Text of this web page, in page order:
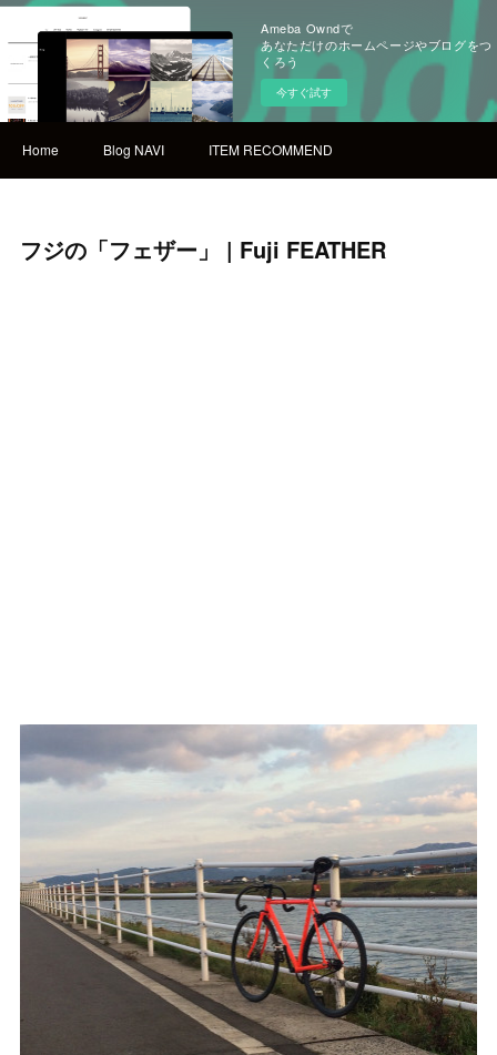
Ameba Owndで
あなただけのホームページやブログをつ
くろう
今すぐ試す
Home Blog NAVI ITEM RECOMMEND
フジの「フェザー」 | Fuji FEATHER